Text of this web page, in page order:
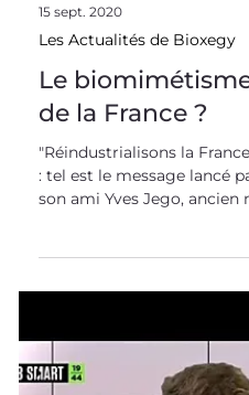
R&D. C'est un vivier de
soutenables". Découvrez
Sidney Rostan dans les
complète << Le biomimétisme est une approche
essor. Démarche au
notamment au CNRS en
une opportunité R&D